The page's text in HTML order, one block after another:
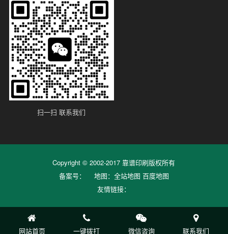
扫一扫 联系我们
Copyright © 2002-2017 靠谱印刷版权所有
备案号：
地图： 全站地图 百度地图
友情链接：
网站首页 一键拨打 微信咨询 联系我们